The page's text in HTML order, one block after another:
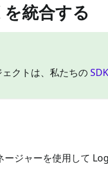
統合する
クトは、私たちの
ジャーを使用して